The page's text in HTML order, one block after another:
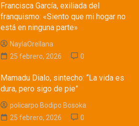
Francisca García, exiliada del
franquismo: «Siento que mi hogar no
está en ninguna parte»
NaylaOrellana
25 febrero, 2026
0
Mamadu Dialo, sintecho: “La vida es
dura, pero sigo de pie”
policarpo Bodipo Bosoka
25 febrero, 2026
0